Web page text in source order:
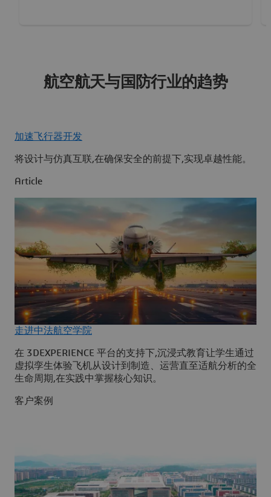
航空航天与国防行业的趋势
加速飞行器开发
将设计与仿真互联,在确保安全的前提下,实现卓越性能。
Article
走进中法航空学院
在 3DEXPERIENCE 平台的支持下,沉浸式教育让学生通过
虚拟孪生体验飞机从设计到制造、运营直至适航分析的全
生命周期,在实践中掌握核心知识。
客户案例